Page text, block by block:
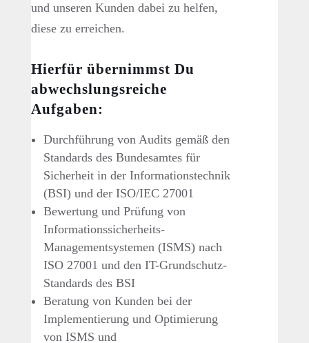
und unseren Kunden dabei zu helfen,
diese zu erreichen.
Hierfür übernimmst Du
abwechslungsreiche
Aufgaben:
Durchführung von Audits gemäß den
Standards des Bundesamtes für
Sicherheit in der Informationstechnik
(BSI) und der ISO/IEC 27001
Bewertung und Prüfung von
Informationssicherheits-
Managementsystemen (ISMS) nach
ISO 27001 und den IT-Grundschutz-
Standards des BSI
Beratung von Kunden bei der
Implementierung und Optimierung
von ISMS und